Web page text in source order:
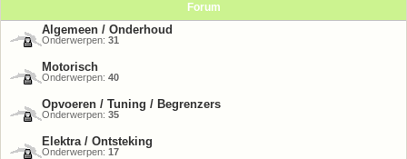
Forum
Algemeen / Onderhoud
Onderwerpen: 31
Motorisch
Onderwerpen: 40
Opvoeren / Tuning / Begrenzers
Onderwerpen: 35
Elektra / Ontsteking
Onderwerpen: 17